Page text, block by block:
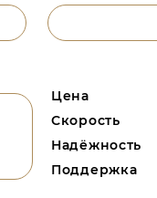
Цена
Скорость
Надёжность
Поддержка